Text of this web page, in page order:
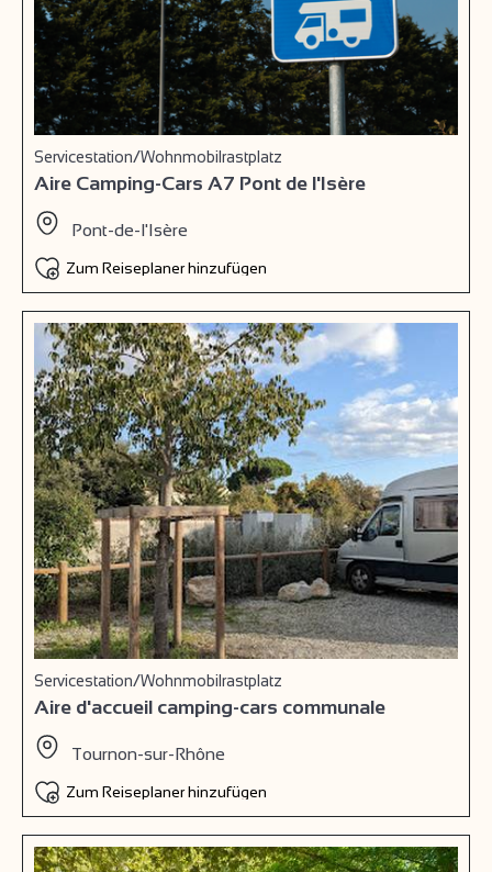
Servicestation/Wohnmobilrastplatz
Aire Camping-Cars A7 Pont de l'Isère
Pont-de-l'Isère
Zum Reiseplaner hinzufügen
Servicestation/Wohnmobilrastplatz
Aire d'accueil camping-cars communale
Tournon-sur-Rhône
Zum Reiseplaner hinzufügen